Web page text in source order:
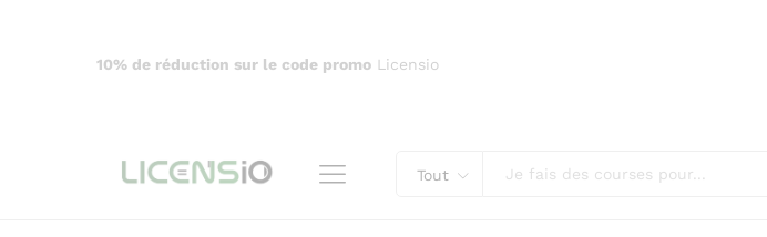
10% de réduction sur le code promo Licensio
Tout